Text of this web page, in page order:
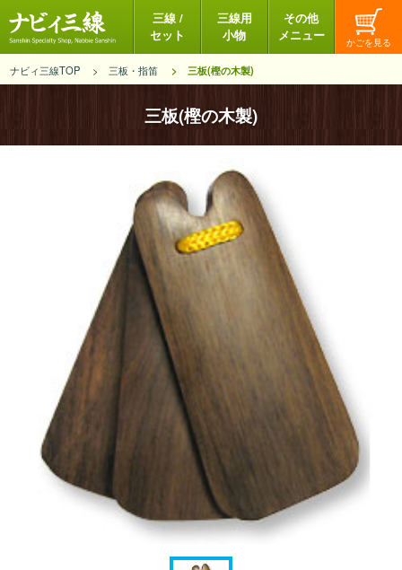
三線 /
セット
三線用
小物
その他
メニュー
ナビィ三線TOP 三板・指笛 三板(樫の木製)
三板(樫の木製)